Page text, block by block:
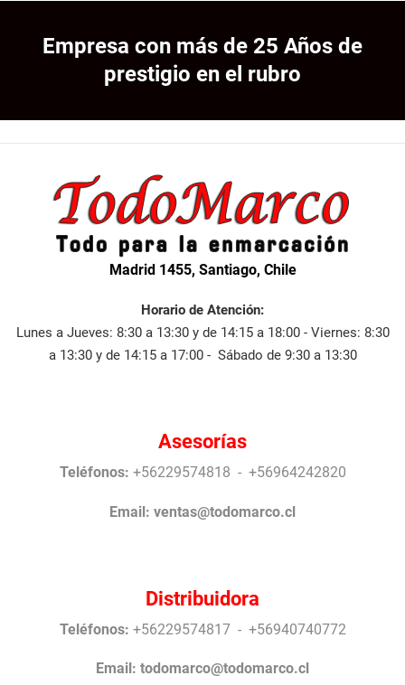
Empresa con más de 25 Años de
prestigio en el rubro
Madrid 1455, Santiago, Chile
Horario de Atención:
Lunes a Jueves: 8:30 a 13:30 y de 14:15 a 18:00 - Viernes: 8:30
a 13:30 y de 14:15 a 17:00 - Sábado de 9:30 a 13:30
Asesorías
Teléfonos: +56229574818 - +56964242820
Email: ventas@todomarco.cl
Distribuidora
Teléfonos: +56229574817 - +56940740772
Email: todomarco@todomarco.cl